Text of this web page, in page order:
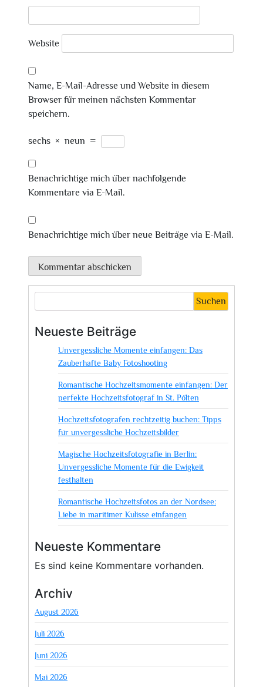
Website
Name, E-Mail-Adresse und Website in diesem
Browser für meinen nächsten Kommentar
speichern.
sechs × neun =
Benachrichtige mich über nachfolgende
Kommentare via E-Mail.
Benachrichtige mich über neue Beiträge via E-Mail.
Suchen
Neueste Beiträge
Unvergessliche Momente einfangen: Das
Zauberhafte Baby Fotoshooting
Romantische Hochzeitsmomente einfangen: Der
perfekte Hochzeitsfotograf in St. Pölten
Hochzeitsfotografen rechtzeitig buchen: Tipps
für unvergessliche Hochzeitsbilder
Magische Hochzeitsfotografie in Berlin:
Unvergessliche Momente für die Ewigkeit
festhalten
Romantische Hochzeitsfotos an der Nordsee:
Liebe in maritimer Kulisse einfangen
Neueste Kommentare
Es sind keine Kommentare vorhanden.
Archiv
August 2026
Juli 2026
Juni 2026
Mai 2026